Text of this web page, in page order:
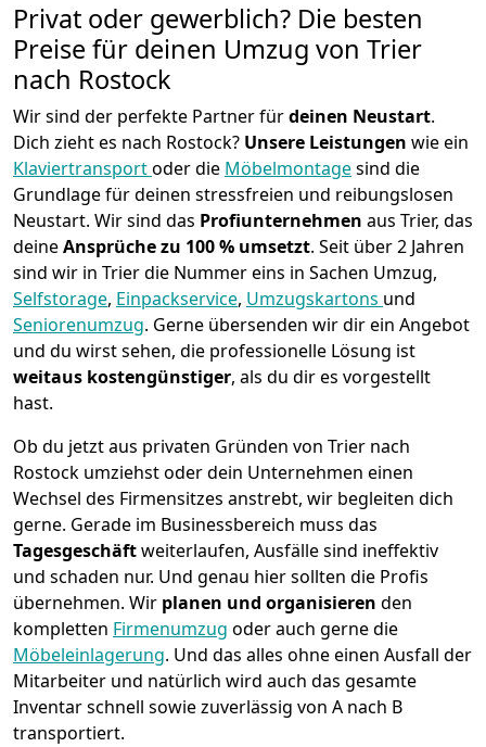
Privat oder gewerblich? Die besten
Preise für deinen Umzug von Trier
nach Rostock
Wir sind der perfekte Partner fürdeinen Neustart.
Dich zieht es nach Rostock? Unsere Leistungen wie ein
Klaviertransportoder die Möbelmontagesind die
Grundlage für deinen stressfreien und reibungslosen
Neustart. Wir sind das Profiunternehmen aus Trier, das
deineAnsprüche zu 100 % umsetzt. Seit über 2 Jahren
sind wir in Trier die Nummer eins in Sachen Umzug,
Selfstorage, Einpackservice, Umzugskartons und
Seniorenumzug. Gerne übersenden wir dir ein Angebot
und du wirst sehen, die professionelle Lösung ist
weitaus kostengünstiger, als du dir es vorgestellt
hast.
Ob du jetzt aus privaten Gründen von Trier nach
Rostock umziehst oder dein Unternehmen einen
Wechsel des Firmensitzes anstrebt, wir begleiten dich
gerne. Gerade im Businessbereich muss das
Tagesgeschäftweiterlaufen, Ausfälle sind ineffektiv
und schaden nur. Und genau hier sollten die Profis
übernehmen. Wir planen und organisieren den
kompletten Firmenumzug oder auch gerne die
Möbeleinlagerung. Und das alles ohne einen Ausfall der
Mitarbeiter und natürlich wird auch das gesamte
Inventar schnell sowie zuverlässig von A nach B
transportiert.